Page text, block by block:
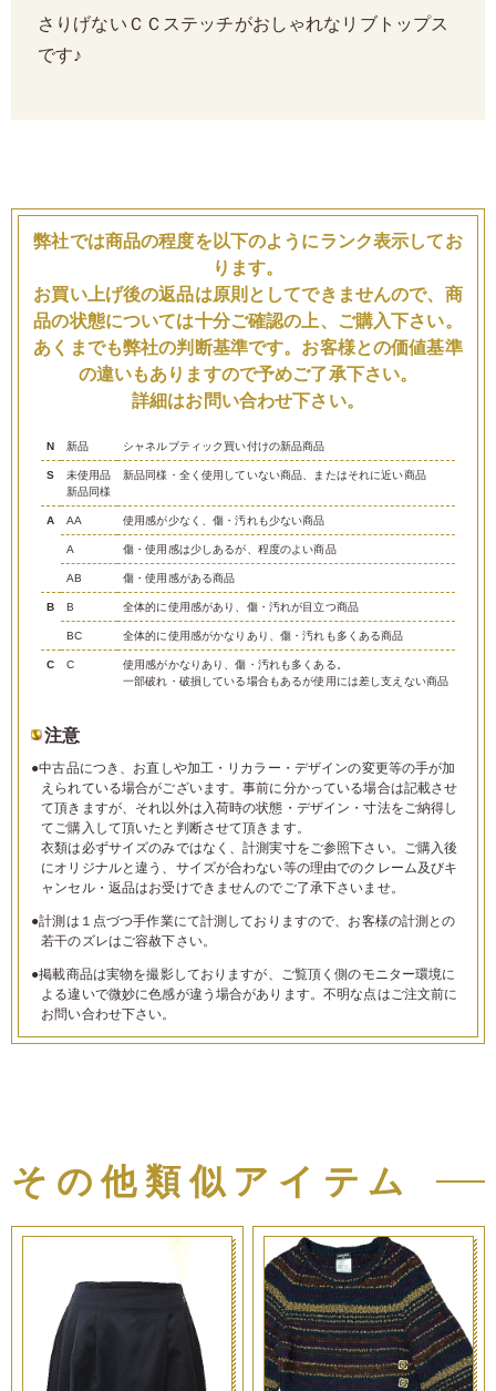
さりげないＣＣステッチがおしゃれなリブトップス
です♪
弊社では商品の程度を以下のようにランク表示してお
ります。
お買い上げ後の返品は原則としてできませんので、商
品の状態については十分ご確認の上、ご購入下さい。
あくまでも弊社の判断基準です。お客様との価値基準
の違いもありますので予めご了承下さい。
詳細はお問い合わせ下さい。
N 新品 シャネルブティック買い付けの新品商品
S
未使用品
新品同様
新品同様・全く使用していない商品、またはそれに近い商品
A AA 使用感が少なく、傷・汚れも少ない商品
A 傷・使用感は少しあるが、程度のよい商品
AB 傷・使用感がある商品
B B 全体的に使用感があり、傷・汚れが目立つ商品
BC 全体的に使用感がかなりあり、傷・汚れも多くある商品
C C
使用感がかなりあり、傷・汚れも多くある。
一部破れ・破損している場合もあるが使用には差し支えない商品
注意
●中古品につき、お直しや加工・リカラー・デザインの変更等の手が加
えられている場合がございます。事前に分かっている場合は記載させ
て頂きますが、それ以外は入荷時の状態・デザイン・寸法をご納得し
てご購入して頂いたと判断させて頂きます。
衣類は必ずサイズのみではなく、計測実寸をご参照下さい。ご購入後
にオリジナルと違う、サイズが合わない等の理由でのクレーム及びキ
ャンセル・返品はお受けできませんのでご了承下さいませ。
●計測は１点づつ手作業にて計測しておりますので、お客様の計測との
若干のズレはご容赦下さい。
●掲載商品は実物を撮影しておりますが、ご覧頂く側のモニター環境に
よる違いで微妙に色感が違う場合があります。不明な点はご注文前に
お問い合わせ下さい。
その他類似アイテム